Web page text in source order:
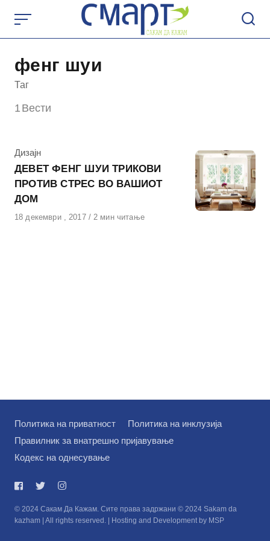
content
фенг шуи
Таг
1 Вести
КАтегорија
Дизајн
ДЕВЕТ ФЕНГ ШУИ ТРИКОВИ
ПРОТИВ СТРЕС ВО ВАШИОТ
ДОМ
Објавено
18 декември , 2017 2 мин читање
Политика на приватност
Политика на инклузија
Правилник за внатрешно пријавување
Кодекс на однесување
© 2024 Сакам Да Кажам. Сите права задржани © 2024 Sakam da
kazham | All rights reserved. | Hosting and Development by MSP